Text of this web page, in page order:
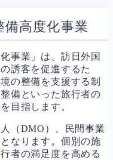
高度化事業
事業」は、訪日外国
誘客を促進するた
の整備を支援する制
備といった旅行者の
目指します。
（DMO）、民間事業
なります。個別の施
者の満足度を高める